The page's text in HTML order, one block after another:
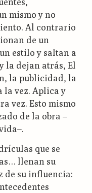
mismo y no
Al contrario
de un
estilo y saltan a
la dejan atrás, El
la publicidad, la
vez. Aplica y
vez. Esto mismo
de la obra –
que se
llenan su
de su influencia: